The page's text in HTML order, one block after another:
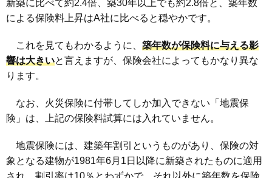
新築に比べて約2.4倍、築30年以上でも約2.8倍と、築年数
による保険料上昇はA社に比べると穏やかです。
これを見てもわかるように、 築年数が保険料に与える影
響は大きいと言えますが、保険会社によってもかなり異な
ります。
なお、火災保険に付帯してしか加入できない「地震保
険」は、上記の保険料試算には入れていません。
地震保険には、建築年割引というものがあり、保険の対
象となる建物が1981年6月1日以降に新築されたものに適用
され、割引率は10％とわずかで、それ以外に築年数を保険